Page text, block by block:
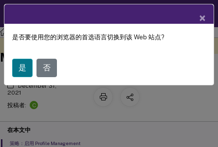
Profile Management Profile Management 2109
审核、测试和激活 Profile
Management
December 31,
2021
投稿者:
C
在本文中
策略：启用 Profile Management
×
是否要使用您的浏览器的首选语言切换到该 Web 站点?
是 否